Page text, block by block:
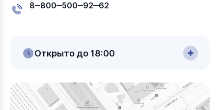
8‒800‒500‒92‒62
Открыто до 18:00